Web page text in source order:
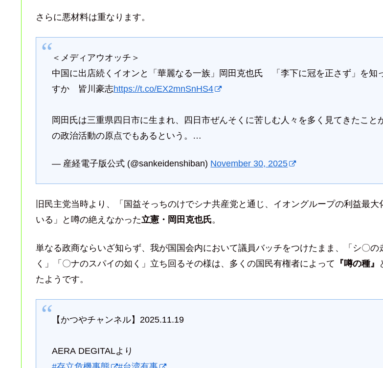
さらに悪材料は重なります。
＜メディアウオッチ＞
中国に出店続くイオンと「華麗なる一族」岡田克也氏 「李下に冠を正さず」を知
すか 皆川豪志https://t.co/EX2mnSnHS4
岡田氏は三重県四日市に生まれ、四日市ぜんそくに苦しむ人々を多く見てきたこと
の政治活動の原点でもあるという。…
— 産経電子版公式 (@sankeidenshiban) November 30, 2025
旧民主党当時より、「国益そっちのけでシナ共産党と通じ、イオングループの利益最大
いる」と噂の絶えなかった立憲・岡田克也氏。
単なる政商ならいざ知らず、我が国国会内において議員バッチをつけたまま、「シ〇の
く」「〇ナのスパイの如く」立ち回るその様は、多くの国民有権者によって 『噂の種』
たようです。
【かつやチャンネル】2025.11.19
AERA DEGITALより